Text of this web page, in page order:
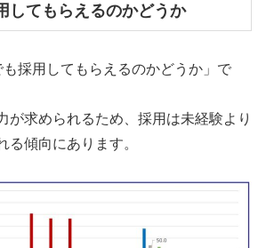
してもらえるのかどうか
採用してもらえるのかどうか」で
が求められるため、採用は未経験より
る傾向にあります。